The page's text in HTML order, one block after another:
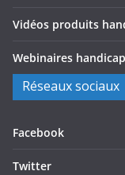
Vidéos produits
Webinaires handicap
Réseaux sociaux
Facebook
Twitter